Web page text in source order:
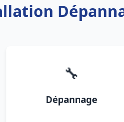
🔧
Dépannage